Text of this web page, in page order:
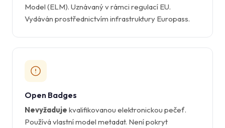
Model (ELM). Uznávaný v rámci regulací EU.
Vydáván prostřednictvím infrastruktury Europass.
Open Badges
Nevyžaduje kvalifikovanou elektronickou pečeť.
Používá vlastní model metadat. Není pokryt